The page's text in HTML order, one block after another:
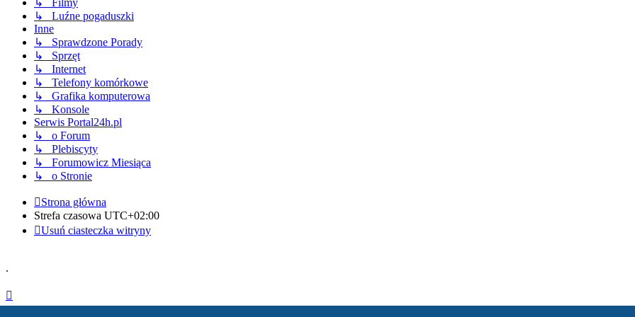
↳ Filmy
↳ Luźne pogaduszki
Inne
↳ Sprawdzone Porady
↳ Sprzęt
↳ Internet
↳ Telefony komórkowe
↳ Grafika komputerowa
↳ Konsole
Serwis Portal24h.pl
↳ o Forum
↳ Plebiscyty
↳ Forumowicz Miesiąca
↳ o Stronie
Strona główna
Strefa czasowa UTC+02:00
Usuń ciasteczka witryny
.